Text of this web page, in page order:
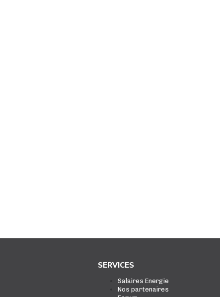
SERVICES
Salaires Energie
Nos partenaires